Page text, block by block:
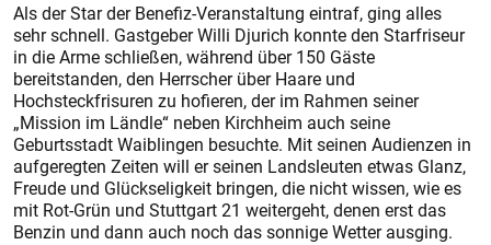
Als der Star der Benefiz-Veranstaltung eintraf, ging alles
sehr schnell. Gastgeber Willi Djurich konnte den Starfriseur
in die Arme schließen, während über 150 Gäste
bereitstanden, den Herrscher über Haare und
Hochsteckfrisuren zu hofieren, der im Rahmen seiner
„Mission im Ländle“ neben Kirchheim auch seine
Geburtsstadt Waiblingen besuchte. Mit seinen Audienzen in
aufgeregten Zeiten will er seinen Landsleuten etwas Glanz,
Freude und Glückseligkeit bringen, die nicht wissen, wie es
mit Rot-Grün und Stuttgart 21 weitergeht, denen erst das
Benzin und dann auch noch das sonnige Wetter ausging.